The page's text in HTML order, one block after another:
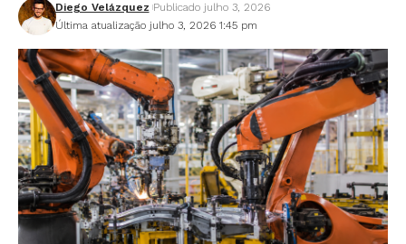
Última atualização julho 3, 2026 1:45 pm
Diego Velázquez Publicado julho 3, 2026